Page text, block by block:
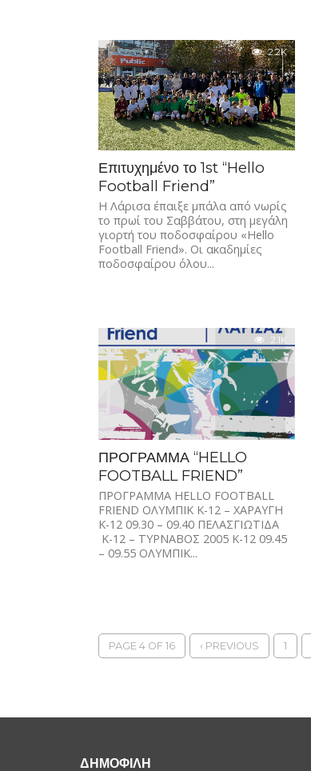
2.2K
Επιτυχημένο το 1st “Hello
Football Friend”
Η Λάρισα έπαιξε μπάλα από νωρίς
το πρωί του Σαββάτου, στη μεγάλη
γιορτή του ποδοσφαίρου «Hello
Football Friend». Οι ακαδημίες
ποδοσφαίρου όλου...
2.1K
ΠΡΟΓΡΑΜΜΑ “HELLO
FOOTBALL FRIEND”
ΠΡΟΓΡΑΜΜΑ HELLO FOOTBALL
FRIEND ΟΛΥΜΠΙΚ Κ-12 – ΧΑΡΑΥΓΗ
Κ-12 09.30 – 09.40 ΠΕΛΑΣΓΙΩΤΙΔΑ
Κ-12 – ΤΥΡΝΑΒΟΣ 2005 Κ-12 09.45
– 09.55 ΟΛΥΜΠΙΚ...
PAGE 4 OF 16 ‹ PREVIOUS 1
ΔΗΜΟΦΙΛΗ